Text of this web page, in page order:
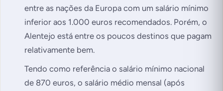
entre as nações da Europa com um salário mínimo
inferior aos 1.000 euros recomendados. Porém, o
Alentejo está entre os poucos destinos que pagam
relativamente bem.
Tendo como referência o salário mínimo nacional
de 870 euros, o salário médio mensal (após